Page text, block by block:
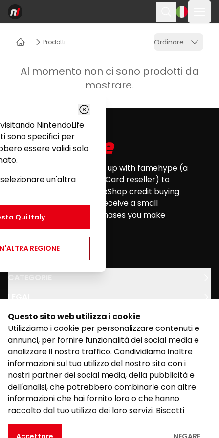
Ricerca
Prodotti Ordinare
Al momento non ci sono prodotti da
mostrare.
Questo sito web utilizza i cookie
Utilizziamo i cookie per personalizzare contenuti e
annunci, per fornire funzionalità dei social media e
analizzare il nostro traffico. Condividiamo inoltre
informazioni sul tuo utilizzo del nostro sito con i
nostri partner dei social media, della pubblicità e
dell'analisi, che potrebbero combinarle con altre
informazioni che hai fornito loro o che hanno
raccolto dal tuo utilizzo dei loro servizi. Biscotti
Accettare NEGARE
Nintendo Life has teamed up with famehype (a
certified Nintendo eShop Card reseller) to
provide you with all your eShop credit buying
needs. Nintendo Life will receive a small
commission for any purchases you make
through this website.
youtubetwitterfacebook
CATEGORIE
SUPPORTO
©2026Realizzato da Kalixo.
NintendoLife
sono specifici per
essere validi solo
un'altra
Qui Italy
REGIONE